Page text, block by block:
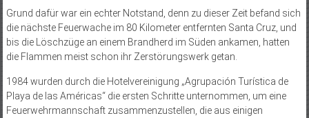
Grund dafür war ein echter Notstand, denn zu dieser Zeit befand sich
die nächste Feuerwache im 80 Kilometer entfernten Santa Cruz, und
bis die Löschzüge an einem Brandherd im Süden ankamen, hatten
die Flammen meist schon ihr Zerstörungswerk getan.
1984 wurden durch die Hotelvereinigung „Agrupación Turística de
Playa de las Américas“ die ersten Schritte unternommen, um eine
Feuerwehrmannschaft zusammenzustellen, die aus einigen